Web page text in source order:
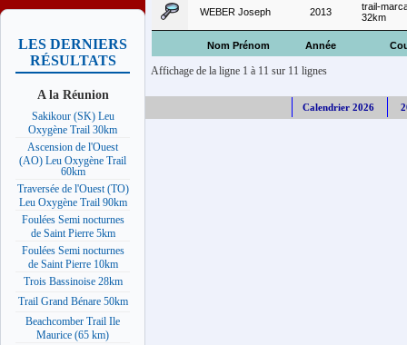
LES DERNIERS
RÉSULTATS
A la Réunion
Sakikour (SK) Leu
Oxygène Trail 30km
Ascension de l'Ouest
(AO) Leu Oxygène Trail
60km
Traversée de l'Ouest (TO)
Leu Oxygène Trail 90km
Foulées Semi nocturnes
de Saint Pierre 5km
Foulées Semi nocturnes
de Saint Pierre 10km
Trois Bassinoise 28km
Trail Grand Bénare 50km
Beachcomber Trail Ile
Maurice (65 km)
Nom Prénom Année
WEBER Joseph 2013
trail-
32km
Affichage de la ligne 1 à 11 sur 11 lignes
Calendrier 2026